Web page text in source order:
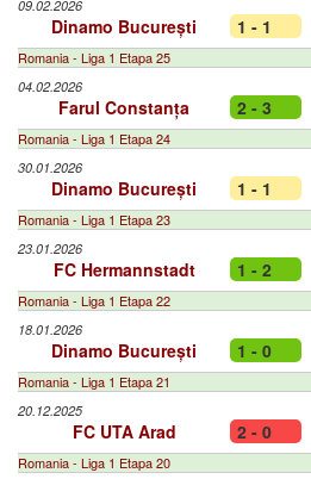
09.02.2026
Dinamo București 1 - 1
Romania - Liga 1 Etapa 25
04.02.2026
Farul Constanța 2 - 3
Romania - Liga 1 Etapa 24
30.01.2026
Dinamo București 1 - 1
Romania - Liga 1 Etapa 23
23.01.2026
FC Hermannstadt 1 - 2
Romania - Liga 1 Etapa 22
18.01.2026
Dinamo București 1 - 0
Romania - Liga 1 Etapa 21
20.12.2025
FC UTA Arad 2 - 0
Romania - Liga 1 Etapa 20